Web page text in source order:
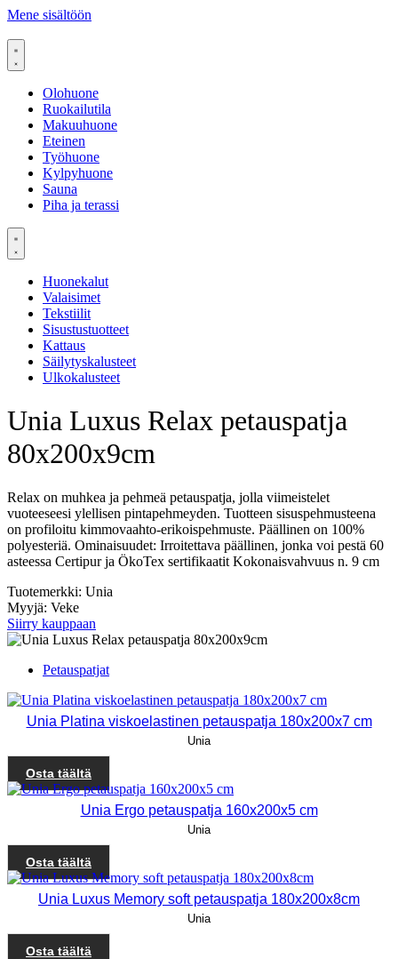
Mene sisältöön
Olohuone
Ruokailutila
Makuuhuone
Eteinen
Työhuone
Kylpyhuone
Sauna
Piha ja terassi
Huonekalut
Valaisimet
Tekstiilit
Sisustustuotteet
Kattaus
Säilytyskalusteet
Ulkokalusteet
Unia Luxus Relax petauspatja
80x200x9cm
Relax on muhkea ja pehmeä petauspatja, jolla viimeistelet
vuoteeseesi ylellisen pinta­pehmeyden. Tuotteen sisus­pehmusteena
on profiloitu kimmovaahto-erikoispehmuste. Päällinen on 100%
polyesteriä. Ominaisuudet: Irroitettava päällinen, jonka voi pestä 60
asteessa Certipur ja ÖkoTex sertifikaatit Kokonaisvahvuus n. 9 cm
Tuotemerkki: Unia
Myyjä: Veke
Siirry kauppaan
Petauspatjat
Unia Platina viskoelastinen petauspatja 180x200x7 cm
Unia
Osta täältä
Unia Ergo petauspatja 160x200x5 cm
Unia
Osta täältä
Unia Luxus Memory soft petauspatja 180x200x8cm
Unia
Osta täältä